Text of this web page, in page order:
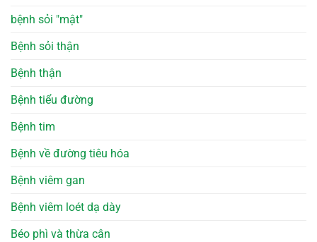
bệnh sỏi "mật"
Bệnh sỏi thận
Bệnh thận
Bệnh tiểu đường
Bệnh tim
Bệnh về đường tiêu hóa
Bệnh viêm gan
Bệnh viêm loét dạ dày
Béo phì và thừa cân